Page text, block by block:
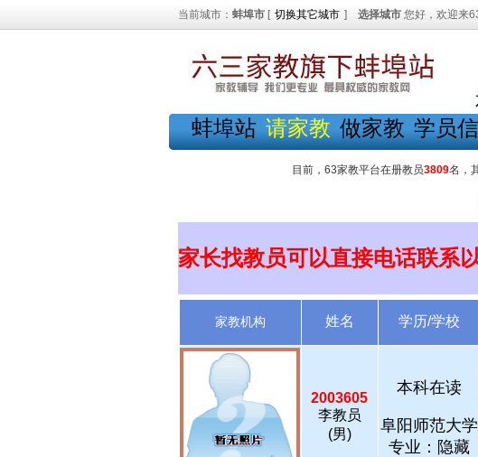
当前城市： 蚌埠市 [ 切换其它城市 ] 选择城市 您好，欢迎来
蚌埠站 请家教 做家教 学员
目前，63家教平台在册教员3809名，
家长找教员可以直接电话联系
家教机构 姓名 学历/学校
2003605
李教员
(男)
本科在读
阜阳师范大学
专业：隐藏